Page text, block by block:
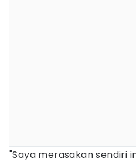
"Saya merasakan sendiri